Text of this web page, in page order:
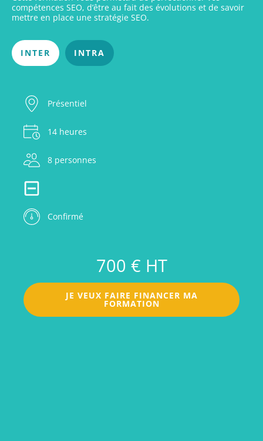
compétences SEO, d’être au fait des évolutions et de savoir
mettre en place une stratégie SEO.
INTER INTRA
Présentiel
14 heures
8 personnes
Confirmé
700 € HT
JE VEUX FAIRE FINANCER MA
FORMATION